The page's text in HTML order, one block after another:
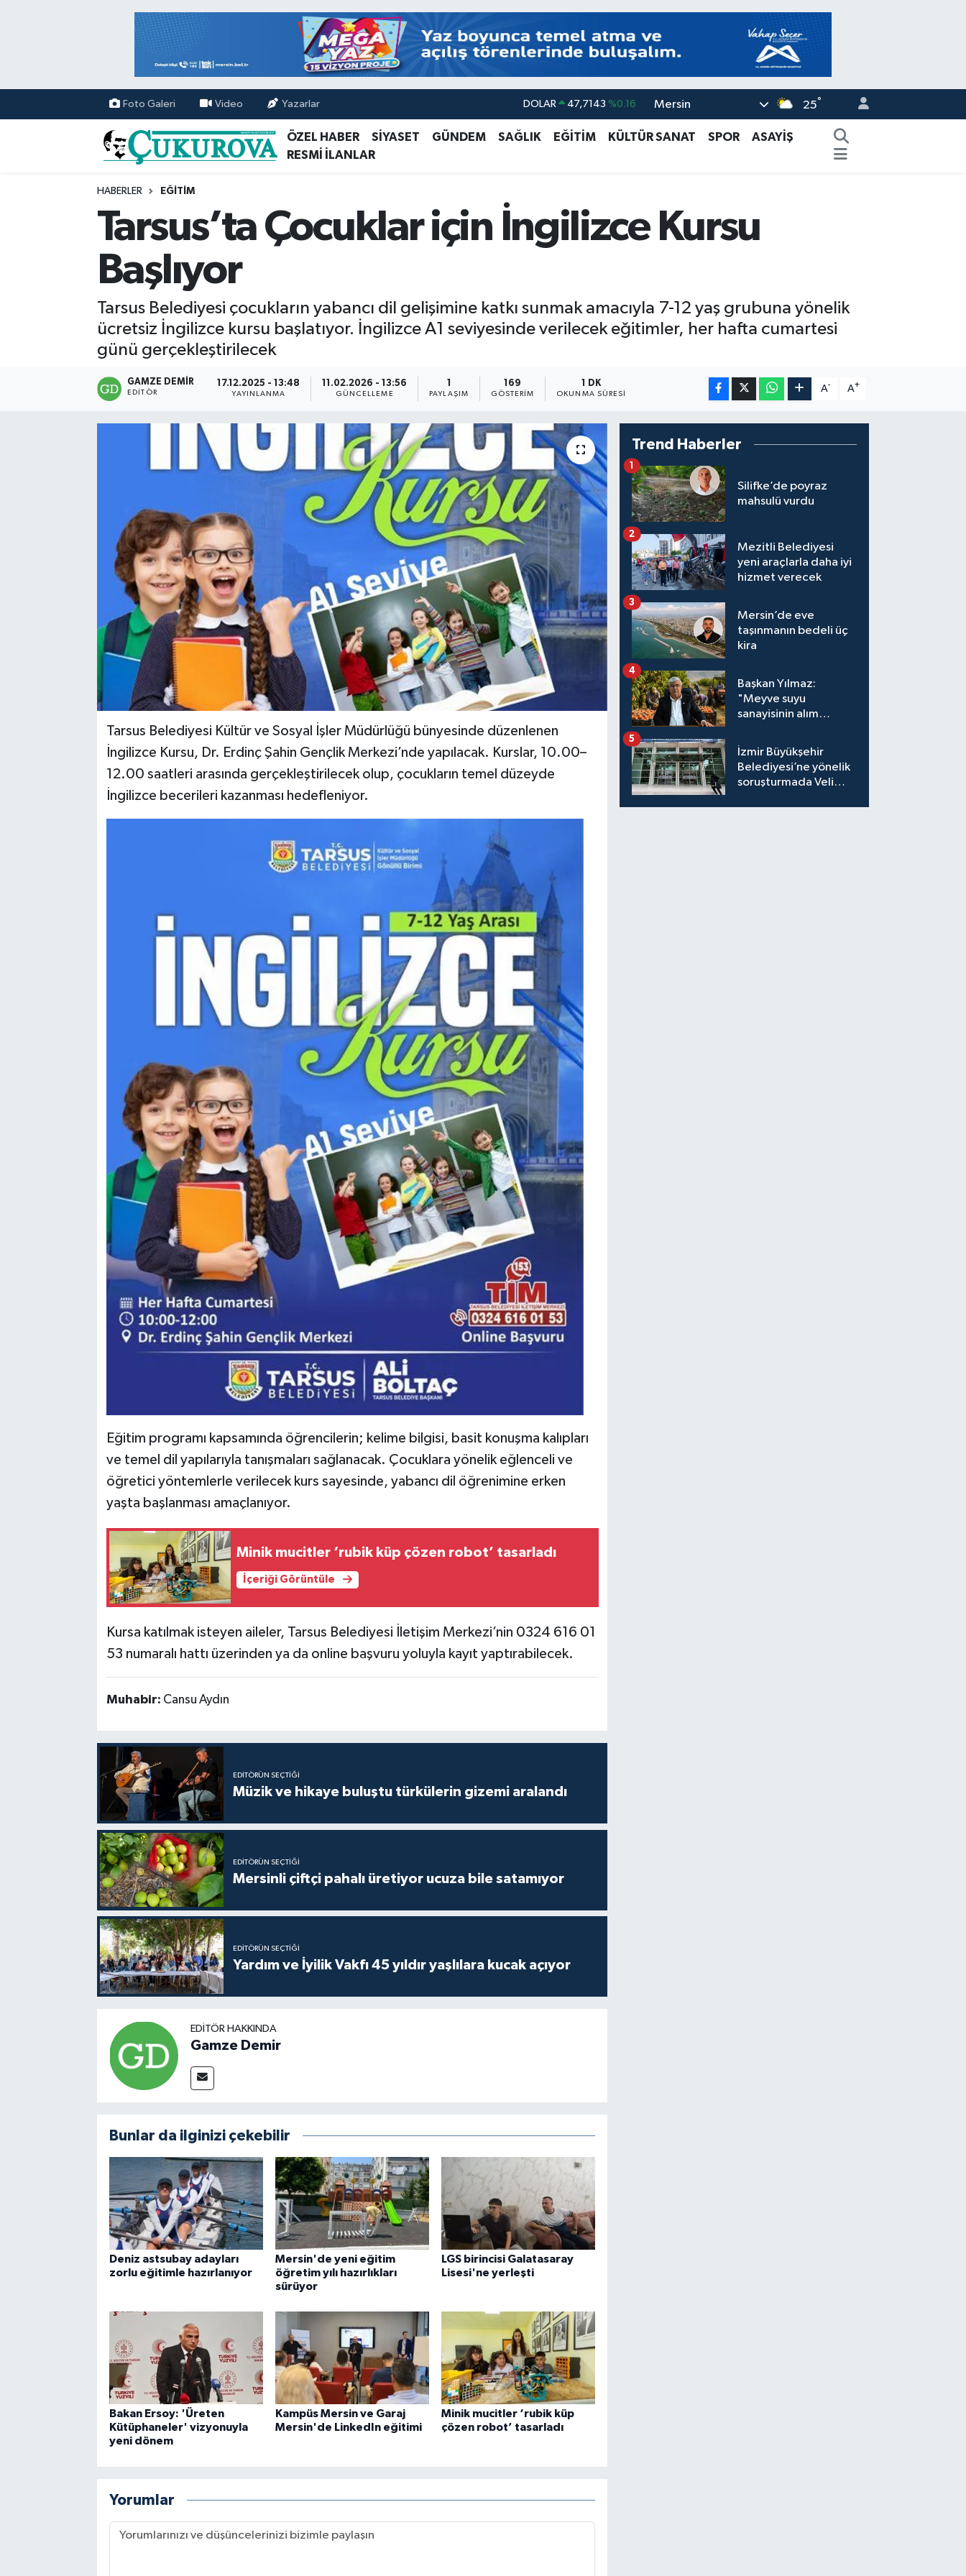
Foto Galeri Video Yazarlar DOLAR 47,7143 %0.16
EURO 55,0317 %-0.02
BİST100 13.799
BITCOIN 64.225,61 %-0.63
Mersin 25°
ÖZEL HABER SİYASET GÜNDEM SAĞLIK EĞİTİM KÜLTÜR SANAT SPOR
ASAYİŞ
RESMİ İLANLAR
HABERLER EĞİTİM
Tarsus’ta Çocuklar için İngilizce Kursu
Başlıyor
Tarsus Belediyesi çocukların yabancı dil gelişimine katkı sunmak amacıyla 7-12 yaş grubuna yönelik
ücretsiz İngilizce kursu başlatıyor. İngilizce A1 seviyesinde verilecek eğitimler, her hafta cumartesi
günü gerçekleştirilecek
GAMZE DEMIR
EDITÖR
17.12.2025 - 13:48
YAYINLANMA
11.02.2026 - 13:56
GÜNCELLEME PAYLAŞIM
169
GÖSTERIM
1 DK
OKUNMA SÜRESI
A- A+
Tarsus Belediyesi Kültür ve Sosyal İşler Müdürlüğü bünyesinde düzenlenen
İngilizce Kursu, Dr. Erdinç Şahin Gençlik Merkezi’nde yapılacak. Kurslar, 10.00–
12.00 saatleri arasında gerçekleştirilecek olup, çocukların temel düzeyde
İngilizce becerileri kazanması hedefleniyor.
Eğitim programı kapsamında öğrencilerin; kelime bilgisi, basit konuşma kalıpları
ve temel dil yapılarıyla tanışmaları sağlanacak. Çocuklara yönelik eğlenceli ve
öğretici yöntemlerle verilecek kurs sayesinde, yabancı dil öğrenimine erken
yaşta başlanması amaçlanıyor.
Minik mucitler ‘rubik küp çözen robot’ tasarladı
İçeriği Görüntüle
Kursa katılmak isteyen aileler, Tarsus Belediyesi İletişim Merkezi’nin 0324 616 01
53 numaralı hattı üzerinden ya da online başvuru yoluyla kayıt yaptırabilecek.
Muhabir: Cansu Aydın
EDITÖRÜN SEÇTIĞI
Müzik ve hikaye buluştu türkülerin gizemi aralandı
EDITÖRÜN SEÇTIĞI
Mersinli çiftçi pahalı üretiyor ucuza bile satamıyor
EDITÖRÜN SEÇTIĞI
Yardım ve İyilik Vakfı 45 yıldır yaşlılara kucak açıyor
EDITÖR HAKKINDA
Gamze Demir
Bunlar da ilginizi çekebilir
Deniz astsubay adayları
zorlu eğitimle hazırlanıyor
Mersin'de yeni eğitim
öğretim yılı hazırlıkları
sürüyor
LGS birincisi Galatasaray
Lisesi'ne yerleşti
Bakan Ersoy: 'Üreten
Kütüphaneler' vizyonuyla
yeni dönem
Kampüs Mersin ve Garaj
Mersin'de LinkedIn eğitimi
Minik mucitler ‘rubik küp
çözen robot’ tasarladı
Yorumlar
Trend Haberler
Silifke’de poyraz
mahsulü vurdu
1
Mezitli Belediyesi
yeni araçlarla daha iyi
hizmet verecek
2
Mersin’de eve
taşınmanın bedeli üç
kira
3
Başkan Yılmaz:
"Meyve suyu
sanayisinin alım
değerlendirilmeli''
4
İzmir Büyükşehir
Belediyesi’ne yönelik
soruşturmada Veli
5
Mersin Nöbetçi Eczaneler
Mersin Hava Durumu
Mersin Namaz Vakitleri
Mersin Trafik Yoğunluk Haritası
Tüm Manşetler
Son Dakika Haberleri
Haber Arşivi